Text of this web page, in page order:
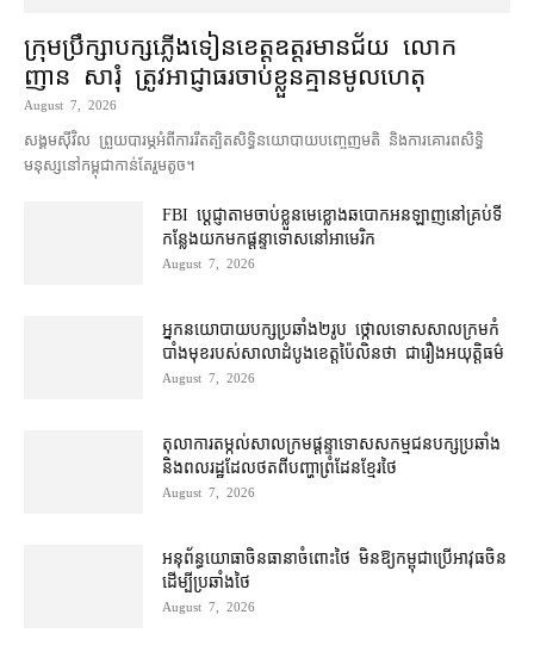
ក្រុមប្រឹក្សា​បក្ស​ភ្លើងទៀន​ខេត្ត​ឧត្ដរមានជ័យ លោក
ញាន សារុំ ត្រូវ​អាជ្ញាធរ​ចាប់ខ្លួន​គ្មាន​មូលហេតុ
August 7, 2026
សង្គម​ស៊ីវិល ព្រួយបារម្ភ​អំពី​ការ​រឹតត្បិត​សិទ្ធិ​នយោបាយ​បញ្ចេញមតិ និង​ការគោរព​សិទ្ធិ
មនុស្ស​នៅ​កម្ពុជា​កាន់តែ​រួម​តូច។
FBI ប្ដេជ្ញា​តាម​ចាប់ខ្លួន​មេខ្លោង​ឆបោក​អនឡាញ​នៅ​គ្រប់​ទី
កន្លែង​យក​មក​ផ្ដន្ទាទោស​នៅ​អាមេរិក
August 7, 2026
អ្នកនយោបាយ​បក្ស​ប្រឆាំង​២​រូប ថ្កោលទោស​សាលក្រម​កំ
បាំងមុខ​របស់​សាលាដំបូង​ខេត្ត​ប៉ៃលិន​ថា ជា​រឿង​អយុត្តិធម៌
August 7, 2026
តុលាការ​តម្កល់​សាលក្រម​ផ្ដន្ទាទោស​សកម្មជន​បក្ស​ប្រឆាំង​
និង​ពលរដ្ឋ​ដែល​ថត​ពី​បញ្ហា​ព្រំដែន​ខ្មែរ​ថៃ
August 7, 2026
អនុព័ន្ធយោធា​ចិន​ធានា​ចំពោះ​ថៃ មិន​ឱ្យ​កម្ពុជា​ប្រើ​អាវុធ​ចិន​
ដើម្បី​ប្រឆាំង​ថៃ ​
August 7, 2026